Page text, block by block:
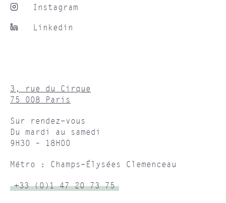
Instagram
Linkedin
3, rue du Cirque
75 008 Paris
Sur rendez-vous
Du mardi au samedi
9H30 – 18H00
Métro : Champs-Élysées Clemenceau
+33 (0)1 47 20 73 75